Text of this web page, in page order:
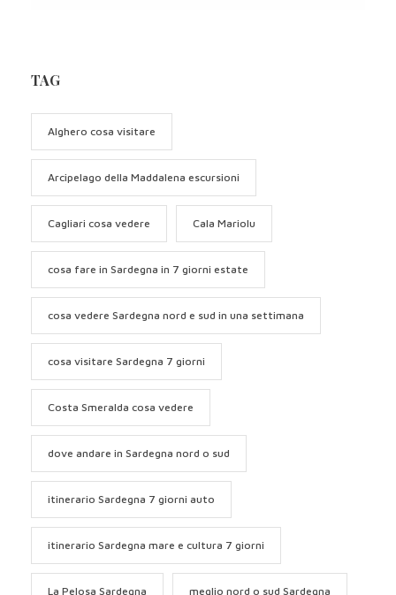
TAG
Alghero cosa visitare
Arcipelago della Maddalena escursioni
Cagliari cosa vedere Cala Mariolu
cosa fare in Sardegna in 7 giorni estate
cosa vedere Sardegna nord e sud in una settimana
cosa visitare Sardegna 7 giorni
Costa Smeralda cosa vedere
dove andare in Sardegna nord o sud
itinerario Sardegna 7 giorni auto
itinerario Sardegna mare e cultura 7 giorni
La Pelosa Sardegna meglio nord o sud Sardegna